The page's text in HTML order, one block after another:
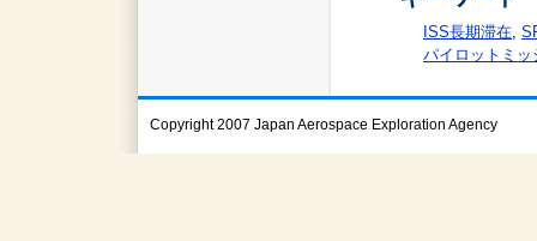
ISS長期滞在,
パイロットミッ
Copyright 2007 Japan Aerospace Exploration Agency